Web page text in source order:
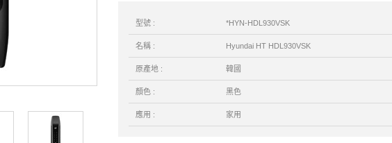
型號 : *HYN-HDL930VSK
名稱 : Hyundai HT HDL930VSK
原產地 : 韓國
顏色 : 黑色
應用 : 家用